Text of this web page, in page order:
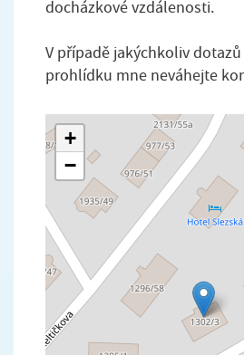
docházkové vzdálenosti.
V případě jakýchkoliv
prohlídku mne neváhejte
+
−